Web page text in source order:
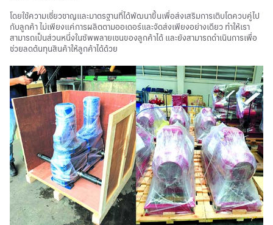
โดยใช้ความเชี่ยวชาญและมาตรฐานที่ได้พัฒนาขึ้นเพื่อส่งเสริมการเติบโตควบคู่ไป
กับลูกค้า ไม่เพียงแค่การผลิตตามออเดอร์และจัดส่งเพียงอย่างเดียว ทำให้เรา
สามารถเป็นส่วนหนึ่งในซัพพลายเชนของลูกค้าได้ และยังสามารถดำเนินการเพื่อ
ช่วยลดต้นทุนสินค้าให้ลูกค้าได้ด้วย